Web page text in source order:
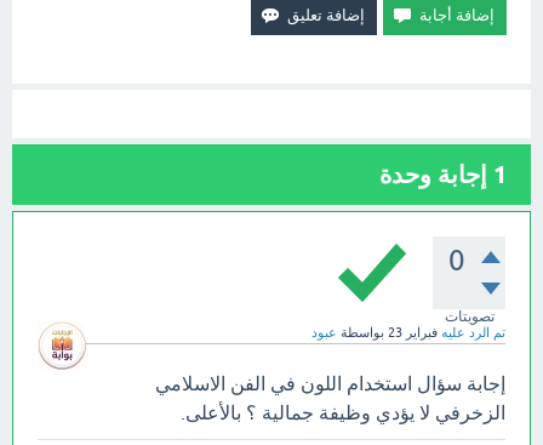
1 إجابة وحدة
0
تصويتات
تم الرد عليه فبراير 23 بواسطة عبود
إجابة سؤال استخدام اللون في الفن الاسلامي
الزخرفي لا يؤدي وظيفة جمالية ؟ بالأعلى.